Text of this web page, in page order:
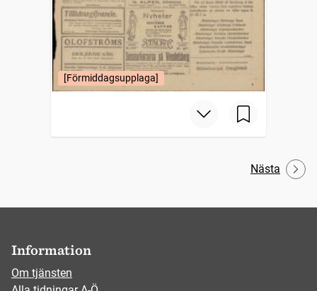
[Förmiddagsupplaga]
Nästa
Information
Om tjänsten